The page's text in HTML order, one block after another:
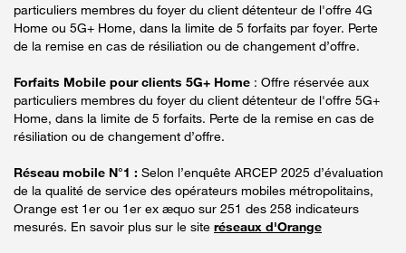
particuliers membres du foyer du client détenteur de l'offre 4G
Home ou 5G+ Home, dans la limite de 5 forfaits par foyer. Perte
de la remise en cas de résiliation ou de changement d’offre.
Forfaits Mobile pour clients 5G+ Home : Offre réservée aux
particuliers membres du foyer du client détenteur de l'offre 5G+
Home, dans la limite de 5 forfaits. Perte de la remise en cas de
résiliation ou de changement d’offre.
Réseau mobile N°1 : Selon l’enquête ARCEP 2025 d’évaluation
de la qualité de service des opérateurs mobiles métropolitains,
Orange est 1er ou 1er ex æquo sur 251 des 258 indicateurs
mesurés. En savoir plus sur le site réseaux d'Orange